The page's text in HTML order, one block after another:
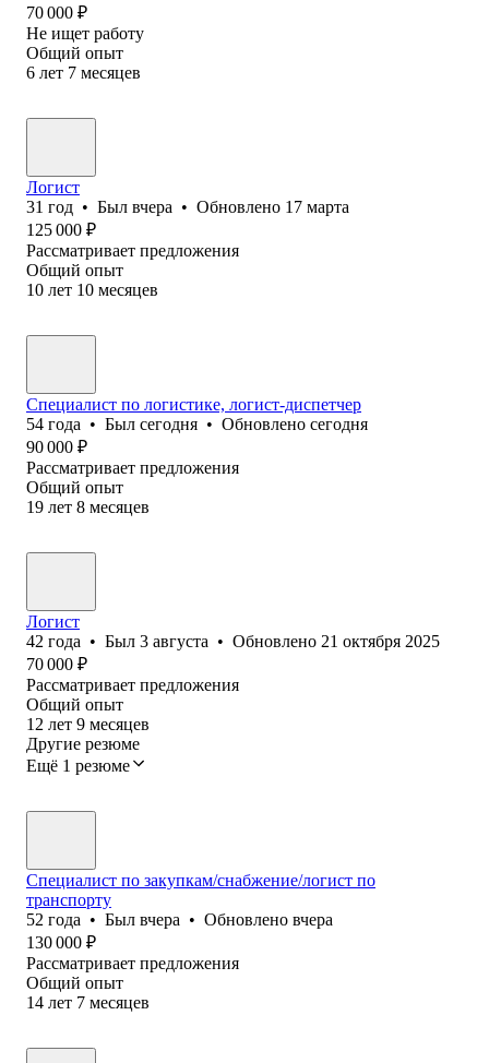
70 000 ₽
Не ищет работу
Общий опыт
6 лет 7 месяцев
Логист
31 год • Был вчера • Обновлено 17 марта
125 000 ₽
Рассматривает предложения
Общий опыт
10 лет 10 месяцев
Специалист по логистике, логист-диспетчер
54 года • Был сегодня • Обновлено сегодня
90 000 ₽
Рассматривает предложения
Общий опыт
19 лет 8 месяцев
Логист
42 года • Был 3 августа • Обновлено 21 октября 2025
70 000 ₽
Рассматривает предложения
Общий опыт
12 лет 9 месяцев
Другие резюме
Ещё 1 резюме
Специалист по закупкам/снабжение/логист по
транспорту
52 года • Был вчера • Обновлено вчера
130 000 ₽
Рассматривает предложения
Общий опыт
14 лет 7 месяцев